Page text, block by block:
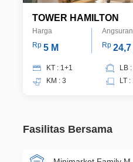
TOWER HAMILTON
Harga
Rp 5 M
Angsuran
Rp
KT : 1+1
KM : 3
LB
LT :
Fasilitas Bersama